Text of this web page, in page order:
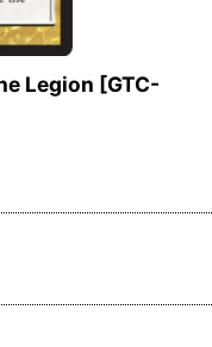
Legion [GTC-